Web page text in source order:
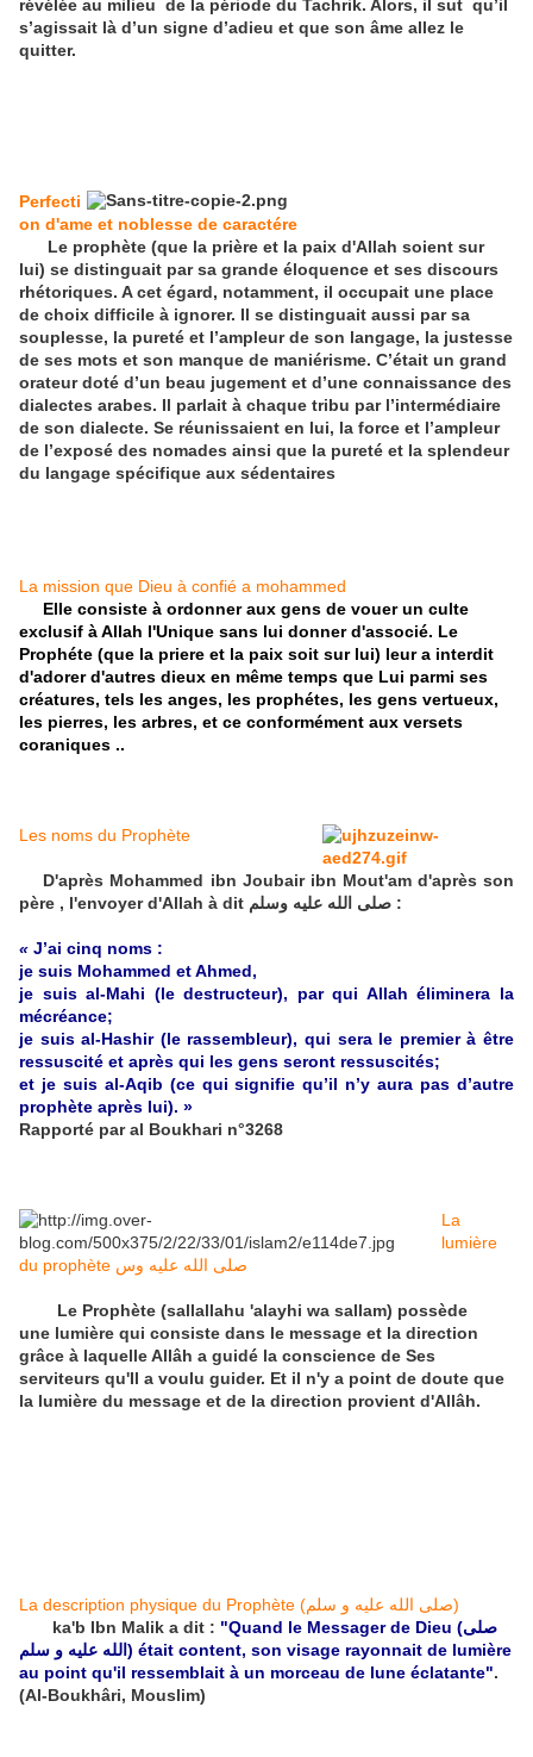
révélée au milieu de la période du Tachrik. Alors, il sut qu’il
s’agissait là d’un signe d’adieu et que son âme allez le
quitter.
Perfecti
on d'ame et noblesse de caractére
Le prophète (que la prière et la paix d'Allah soient sur
lui) se distinguait par sa grande éloquence et ses discours
rhétoriques. A cet égard, notamment, il occupait une place
de choix difficile à ignorer. Il se distinguait aussi par sa
souplesse, la pureté et l’ampleur de son langage, la justesse
de ses mots et son manque de maniérisme. C’était un grand
orateur doté d’un beau jugement et d’une connaissance des
dialectes arabes. Il parlait à chaque tribu par l’intermédiaire
de son dialecte. Se réunissaient en lui, la force et l’ampleur
de l’exposé des nomades ainsi que la pureté et la splendeur
du langage spécifique aux sédentaires
La mission que Dieu à confié a mohammed
Elle consiste à ordonner aux gens de vouer un culte
exclusif à Allah l'Unique sans lui donner d'associé. Le
Prophéte (que la priere et la paix soit sur lui) leur a interdit
d'adorer d'autres dieux en même temps que Lui parmi ses
créatures, tels les anges, les prophétes, les gens vertueux,
les pierres, les arbres, et ce conformément aux versets
coraniques ..
Les noms du Prophète
D'après Mohammed ibn Joubair ibn Mout'am d'après son
père , l'envoyer d'Allah à dit صلى الله عليه وسلم :
« J’ai cinq noms :
je suis Mohammed et Ahmed,
je suis al-Mahi (le destructeur), par qui Allah éliminera la
mécréance;
je suis al-Hashir (le rassembleur), qui sera le premier à être
ressuscité et après qui les gens seront ressuscités;
et je suis al-Aqib (ce qui signifie qu’il n’y aura pas d’autre
prophète après lui). »
Rapporté par al Boukhari n°3268
La
lumière
du prophète صلى الله عليه وس
Le Prophète (sallallahu 'alayhi wa sallam) possède
une lumière qui consiste dans le message et la direction
grâce à laquelle Allâh a guidé la conscience de Ses
serviteurs qu'Il a voulu guider. Et il n'y a point de doute que
la lumière du message et de la direction provient d'Allâh.
La description physique du Prophète (صلى الله عليه و سلم)
ka'b Ibn Malik a dit : "Quand le Messager de Dieu (صلى
الله عليه و سلم) était content, son visage rayonnait de lumière
au point qu'il ressemblait à un morceau de lune éclatante".
(Al-Boukhâri, Mouslim)